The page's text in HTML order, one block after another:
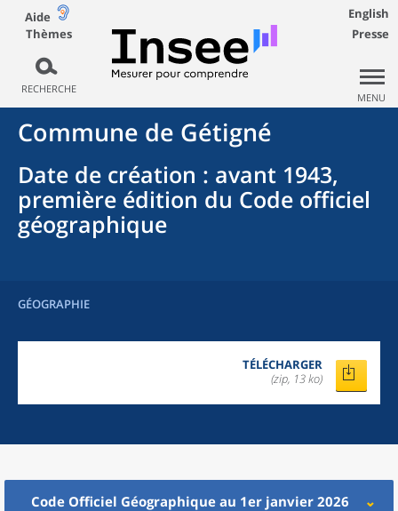
Aide
Thèmes
RECHERCHE
English
Presse
MENU
Commune de Gétigné
Date de création : avant 1943,
première édition du Code officiel
géographique
GÉOGRAPHIE
TÉLÉCHARGER
(zip, 13 ko)
Code Officiel Géographique au 1er janvier 2026